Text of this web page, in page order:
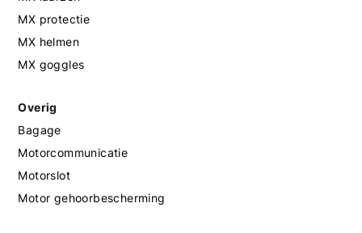
MX protectie
MX helmen
MX goggles
Overig
Bagage
Motorcommunicatie
Motorslot
Motor gehoorbescherming